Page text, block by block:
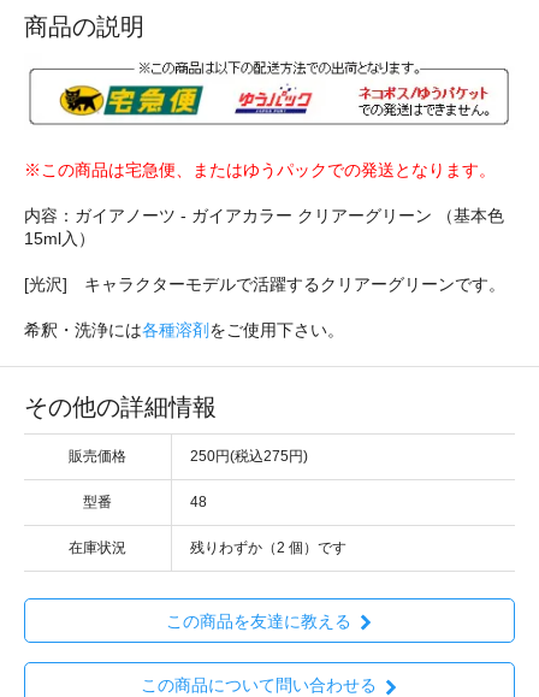
商品の説明
※この商品は宅急便、またはゆうパックでの発送となります。
内容：ガイアノーツ - ガイアカラー クリアーグリーン （基本色
15ml入）
[光沢] キャラクターモデルで活躍するクリアーグリーンです。
希釈・洗浄には各種溶剤 をご使用下さい。
その他の詳細情報
販売価格 250円(税込275円)
型番 48
在庫状況 残りわずか（2 個）です
この商品を友達に教える
この商品について問い合わせる